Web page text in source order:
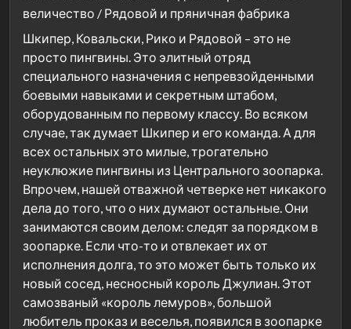
величество / Рядовой и пряничная фабрика
Шкипер, Ковальски, Рико и Рядовой – это не
просто пингвины. Это элитный отряд
специального назначения с непревзойденными
боевыми навыками и секретным штабом,
оборудованным по первому классу. Во всяком
случае, так думает Шкипер и его команда. А для
всех остальных это милые, трогательно
неуклюжие пингвины из Центрального зоопарка.
Впрочем, нашей отважной четверке нет никакого
дела до того, что о них думают остальные. Они
занимаются своим делом: следят за порядком в
зоопарке. Если что-то и отвлекает их от
исполнения долга, то это может быть только их
новый сосед, несносный король Джулиан. Этот
самозваный «король лемуров», большой
любитель проказ и веселья, появился в зоопарке